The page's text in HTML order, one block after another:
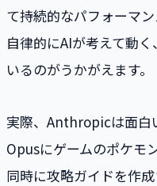
て持続的なパフォーマ
自律的にAIが考えて動
いるのがうかがえます。
実際、Anthropicは面白
Opusにゲームのポケモ
同時に攻略ガイドを作